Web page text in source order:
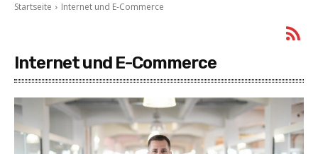
Startseite Internet und E-Commerce
Internet und E-Commerce